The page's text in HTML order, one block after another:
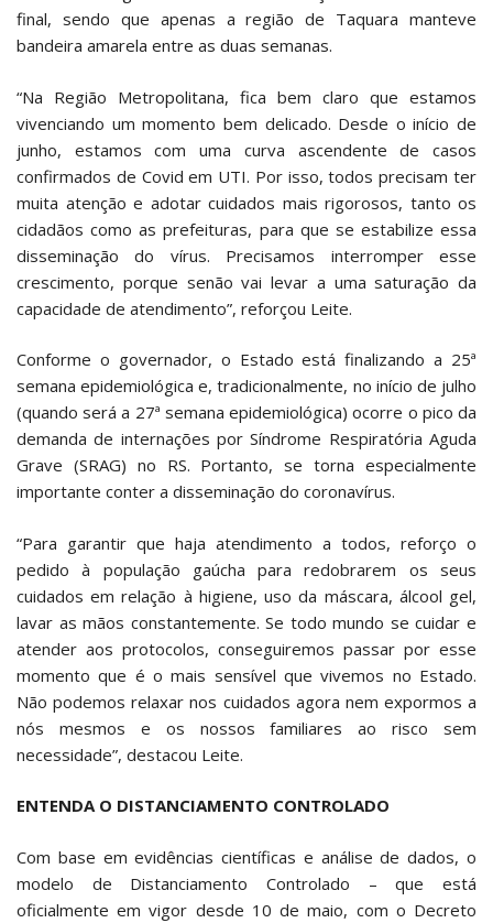
final, sendo que apenas a região de Taquara manteve
bandeira amarela entre as duas semanas.
“Na Região Metropolitana, fica bem claro que estamos
vivenciando um momento bem delicado. Desde o início de
junho, estamos com uma curva ascendente de casos
confirmados de Covid em UTI. Por isso, todos precisam ter
muita atenção e adotar cuidados mais rigorosos, tanto os
cidadãos como as prefeituras, para que se estabilize essa
disseminação do vírus. Precisamos interromper esse
crescimento, porque senão vai levar a uma saturação da
capacidade de atendimento”, reforçou Leite.
Conforme o governador, o Estado está finalizando a 25ª
semana epidemiológica e, tradicionalmente, no início de julho
(quando será a 27ª semana epidemiológica) ocorre o pico da
demanda de internações por Síndrome Respiratória Aguda
Grave (SRAG) no RS. Portanto, se torna especialmente
importante conter a disseminação do coronavírus.
“Para garantir que haja atendimento a todos, reforço o
pedido à população gaúcha para redobrarem os seus
cuidados em relação à higiene, uso da máscara, álcool gel,
lavar as mãos constantemente. Se todo mundo se cuidar e
atender aos protocolos, conseguiremos passar por esse
momento que é o mais sensível que vivemos no Estado.
Não podemos relaxar nos cuidados agora nem expormos a
nós mesmos e os nossos familiares ao risco sem
necessidade”, destacou Leite.
ENTENDA O DISTANCIAMENTO CONTROLADO
Com base em evidências científicas e análise de dados, o
modelo de Distanciamento Controlado – que está
oficialmente em vigor desde 10 de maio, com o Decreto